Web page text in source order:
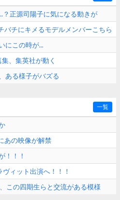
？正源司陽子に気になる動きが
バチにキメるモデルメンバーこちら
にこの時が...
、集英社が動く
ある様子がバズる
一覧
あの映像が解禁
！！！
ィット出演へ！！！
この四期生らと交流がある模様